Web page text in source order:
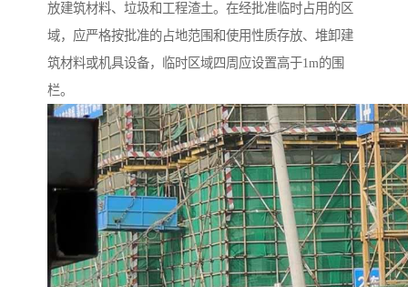
放建筑材料、垃圾和工程渣土。在经批准临时占用的区
域，应严格按批准的占地范围和使用性质存放、堆卸建
筑材料或机具设备，临时区域四周应设置高于1m的围
栏。